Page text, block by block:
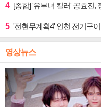
4 [종합] '유부녀 킬러' 공효진, 장
5 '전현무계획4' 인천 전기구
영상뉴스